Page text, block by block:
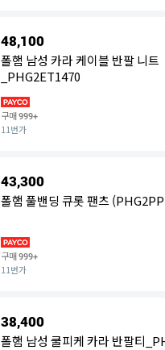
48,100
폴햄 남성 카라 케이블 반팔 니트
_PHG2ET1470
구매999+
11번가
43,300
폴햄 풀밴딩 큐롯 팬츠
구매999+
11번가
38,400
폴햄 남성 쿨피케 카라 반팔티